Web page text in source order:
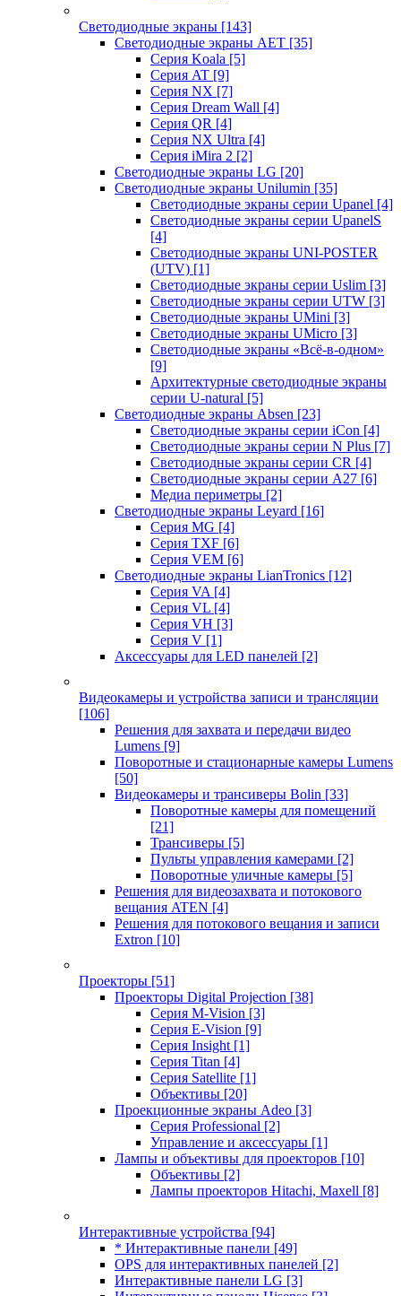
Светодиодные экраны [143]
Светодиодные экраны AET [35]
Cерия Koala [5]
Серия AT [9]
Серия NX [7]
Серия Dream Wall [4]
Серия QR [4]
Серия NX Ultra [4]
Серия iMira 2 [2]
Светодиодные экраны LG [20]
Светодиодные экраны Unilumin [35]
Светодиодные экраны серии Upanel [4]
Светодиодные экраны серии UpanelS
[4]
Светодиодные экраны UNI-POSTER
(UTV) [1]
Светодиодные экраны серии Uslim [3]
Светодиодные экраны серии UTW [3]
Светодиодные экраны UMini [3]
Светодиодные экраны UMicro [3]
Светодиодные экраны «Всё-в-одном»
[9]
Архитектурные светодиодные экраны
серии U-natural [5]
Светодиодные экраны Absen [23]
Светодиодные экраны серии iCon [4]
Светодиодные экраны серии N Plus [7]
Светодиодные экраны серии CR [4]
Светодиодные экраны серии А27 [6]
Медиа периметры [2]
Светодиодные экраны Leyard [16]
Серия MG [4]
Серия TXF [6]
Серия VEM [6]
Светодиодные экраны LianTronics [12]
Серия VA [4]
Серия VL [4]
Серия VH [3]
Серия V [1]
Аксессуары для LED панелей [2]
Видеокамеры и устройства записи и трансляции
[106]
Решения для захвата и передачи видео
Lumens [9]
Поворотные и стационарные камеры Lumens
[50]
Видеокамеры и трансиверы Bolin [33]
Поворотные камеры для помещений
[21]
Трансиверы [5]
Пульты управления камерами [2]
Поворотные уличные камеры [5]
Решения для видеозахвата и потокового
вещания ATEN [4]
Решения для потокового вещания и записи
Extron [10]
Проекторы [51]
Проекторы Digital Projection [38]
Серия M-Vision [3]
Серия E-Vision [9]
Серия Insight [1]
Серия Titan [4]
Серия Satellite [1]
Объективы [20]
Проекционные экраны Adeo [3]
Серия Professional [2]
Управление и аксессуары [1]
Лампы и объективы для проекторов [10]
Объективы [2]
Лампы проекторов Hitachi, Maxell [8]
Интерактивные устройства [94]
* Интерактивные панели [49]
OPS для интерактивных панелей [2]
Интерактивные панели LG [3]